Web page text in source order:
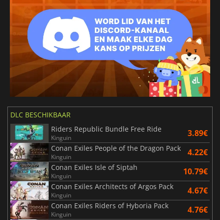
DLC BESCHIKBAAR
Riders Republic Bundle Free Ride
Kinguin 3.89€
Conan Exiles People of the Dragon Pack
Kinguin 4.22€
Conan Exiles Isle of Siptah
Kinguin 10.79€
Conan Exiles Architects of Argos Pack
Kinguin 4.67€
Conan Exiles Riders of Hyboria Pack
Kinguin 4.76€